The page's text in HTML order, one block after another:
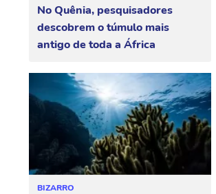
No Quênia, pesquisadores
descobrem o túmulo mais
antigo de toda a África
BIZARRO